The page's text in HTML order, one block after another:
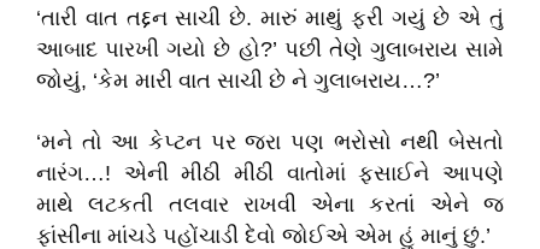
‘તારી વાત તદ્દન સાચી છે. મારું માથું ફરી ગયું છે એ તું
આબાદ પારખી ગયો છે હો?’ પછી તેણે ગુલાબરાય સામે
જોયું, ‘કેમ મારી વાત સાચી છે ને ગુલાબરાય…?’
‘મને તો આ કેપ્ટન પર જરા પણ ભરોસો નથી બેસતો
નારંગ…! એની મીઠી મીઠી વાતોમાં ફસાઈને આપણે
માથે લટકતી તલવાર રાખવી એના કરતાં એને જ
ફાંસીના માંચડે પહોંચાડી દેવો જોઈએ એમ હું માનું છું.’